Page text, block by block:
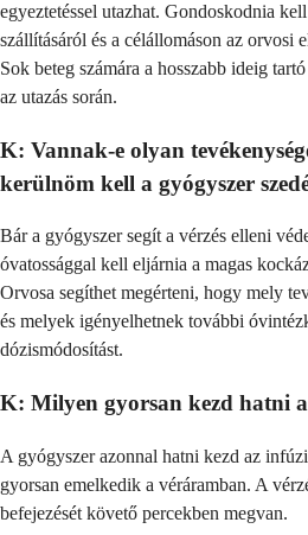
egyeztetéssel utazhat. Gondoskodnia
szállításáról és a célállomáson az orvosi
Sok beteg számára a hosszabb ideig
az utazás során.
K: Vannak-e olyan
kerülnöm kell a gyógyszer
Bár a gyógyszer segít a vérzés elleni
óvatossággal kell eljárnia a magas
Orvosa segíthet megérteni, hogy mely
és melyek igényelhetnek további
dózismódosítást.
K: Milyen gyorsan kezd hatni
A gyógyszer azonnal hatni kezd az
gyorsan emelkedik a véráramban. A
befejezését követő percekben megvan.